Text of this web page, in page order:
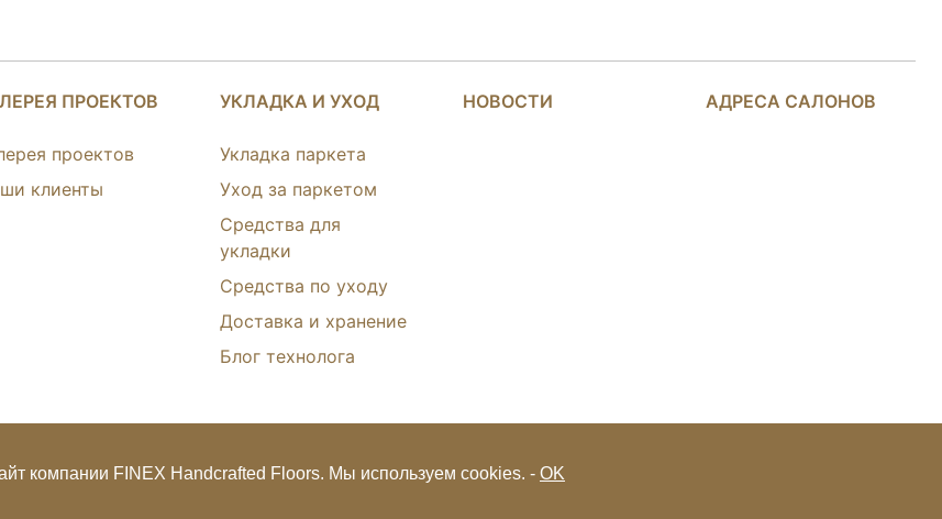
ПРОЕКТОВ
проектов
клиенты
УКЛАДКА И УХОД
Укладка паркета
Уход за паркетом
Средства для
укладки
Средства по уходу
Доставка и хранение
Блог технолога
НОВОСТИ АДРЕСА САЛОНОВ
компании FINEX Handcrafted Floors. Мы используем cookies. - OK